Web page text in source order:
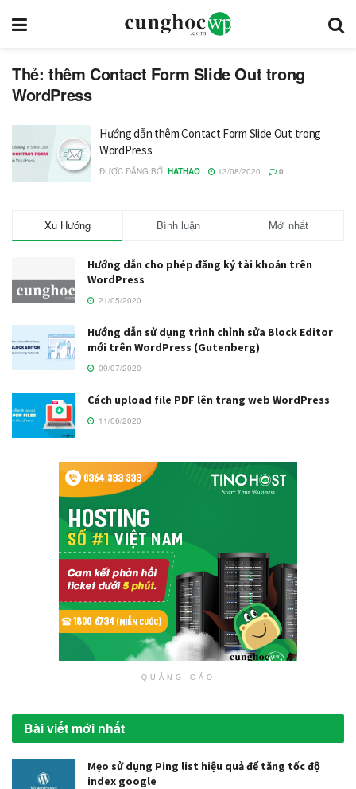
Thẻ: thêm Contact Form Slide Out trong
WordPress
Hướng dẫn thêm Contact Form Slide Out trong
WordPress
ĐƯỢC ĐĂNG BỞI HATHAO 13/08/2020 0
Xu Hướng Bình luận Mới nhất
Hướng dẫn cho phép đăng ký tài khoản trên
WordPress
21/05/2020
Hướng dẫn sử dụng trình chỉnh sửa Block Editor
mới trên WordPress (Gutenberg)
09/07/2020
Cách upload file PDF lên trang web WordPress
11/06/2020
QUẢNG CÁO
Bài viết mới nhất
Mẹo sử dụng Ping list hiệu quả để tăng tốc độ
index google